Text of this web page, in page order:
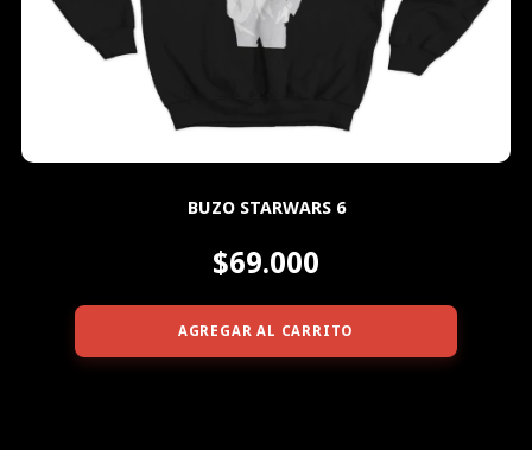
BUZO STARWARS 6
$69.000
AGREGAR AL CARRITO